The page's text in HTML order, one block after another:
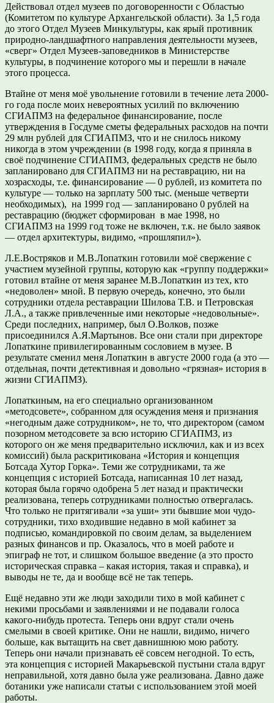
Действовал отдел музеев по договоренности с Областью
(Комитетом по культуре Архангельской области). За 1,5 года
до этого Отдел Музеев Минкультуры, как ярый противник
природно-ландшафтного направления деятельности музеев,
«сверг» Отдел Музеев-заповедников в Министерстве
культуры, в подчинение которого мы и перешли в начале
этого процесса.
Втайне от меня моё увольнение готовили в течение лета 2000-
го года после моих невероятных усилий по включению
СГИАПМЗ на федеральное финансирование, после
утверждения в Госдуме сметы федеральных расходов на почти
29 млн рублей для СГИАПМЗ, что и не снилось никому
никогда в этом учреждении (в 1998 году, когда я приняла в
своё подчинение СГИАПМЗ, федеральных средств не было
запланировано для СГИАПМЗ ни на реставрацию, ни на
хозрасходы, т.е. финансирование — 0 рублей, из комитета по
культуре — только на зарплату 500 тыс. (меньше четверти
необходимых), на 1999 год — запланировано 0 рублей на
реставрацию (бюджет сформирован в мае 1998, но
СГИАПМЗ на 1999 год тоже не включен, т.к. не было заявок
— отдел архитектуры, видимо, «прошляпил»).
Л.Е.Востряков и М.В.Лопаткин готовили моё свержение с
участием музейной группы, которую как «группу поддержки»
готовил втайне от меня заранее М.В.Лопаткин из тех, кто
«недоволен» мной. В первую очередь, конечно, это были
сотрудники отдела реставрации Шилова Т.В. и Петровская
Л.А., а также привлеченные ими некоторые «недовольные».
Среди последних, например, был О.Волков, позже
присоединился А.Я.Мартынов. Все они стали при директоре
Лопаткине привилегированным сословием в музее. В
результате сменил меня Лопаткин в августе 2000 года (а это —
отдельная, почти детективная и довольно «грязная» история в
жизни СГИАПМЗ).
Лопаткиным, на его специально организованном
«методсовете», собранном для осуждения меня и признания
«негодным даже сотрудником», не то, что директором (самом
позорном методсовете за всю историю СГИАПМЗ, из
которого он же меня предварительно исключил, как и из всех
комиссий) была раскритикована «История и концепция
Ботсада Хутор Горка». Теми же сотрудниками, та же
концепция с историей Ботсада, написанная 10 лет назад,
которая была горячо одобрена 5 лет назад и практически
реализована, теперь сотрудниками полностью отвергалась.
Что только не притягивали «за уши» эти бывшие мои чудо-
сотрудники, тихо входившие недавно в мой кабинет за
подписью, командировкой по своим делам, за выделением
разных финансов и пр. Оказалось, что в моей работе и
эпиграф не тот, и слишком большое введение (а это просто
историческая справка – какая история, такая и справка), и
выводы не те, да и вообще всё не так теперь.
Ещё недавно эти же люди заходили тихо в мой кабинет с
некими просьбами и заявлениями и не подавали голоса
какого-нибудь протеста. Теперь они вдруг стали очень
смелыми в своей критике. Они не нашли, видимо, ничего
больше, как вытащить на свет давнишнюю мою работу.
Теперь они начали признавать её совсем негодной. То есть,
эта концепция с историей Макарьевской пустыни стала вдруг
неправильной, хотя давно была уже реализована. Давно даже
ботаники уже написали статьи с использованием этой моей
работы.